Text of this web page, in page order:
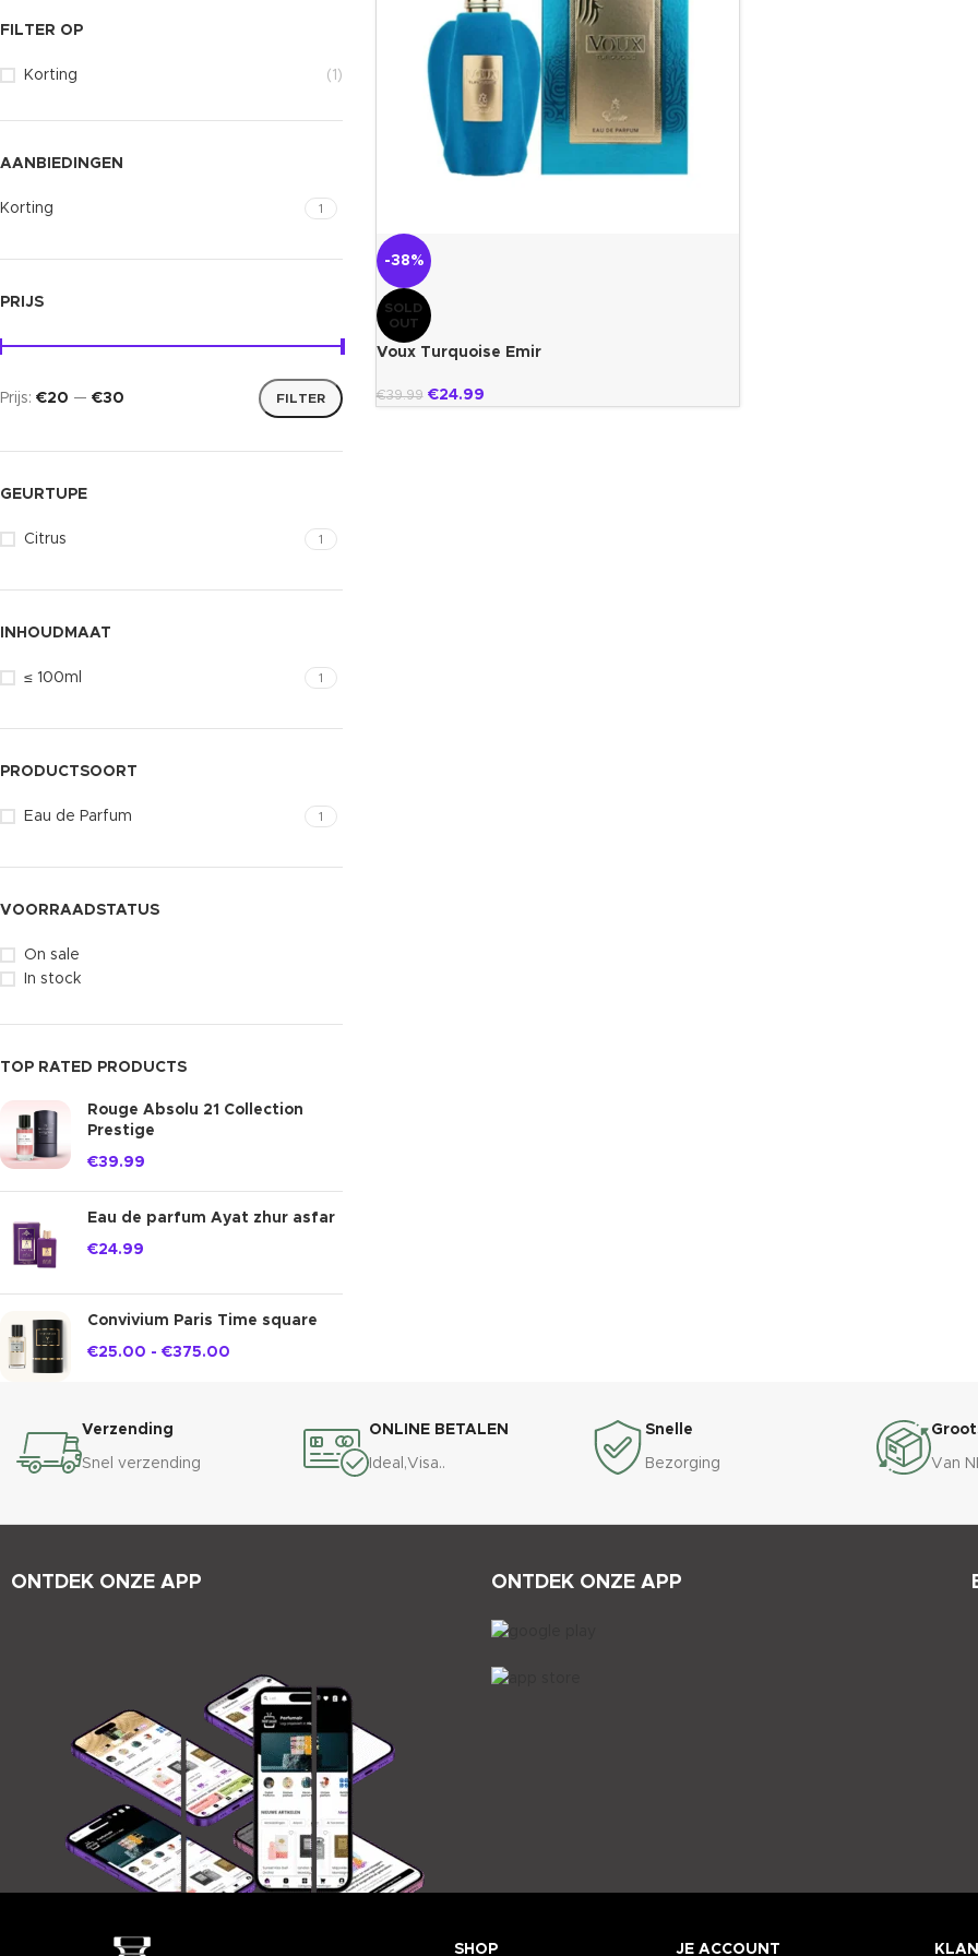
FILTER OP
Korting (1)
AANBIEDINGEN
Korting 1
PRIJS
FILTER
Prijs: €20 — €30
GEURTUPE
Citrus 1
INHOUDMAAT
≤ 100ml 1
PRODUCTSOORT
Eau de Parfum 1
VOORRAADSTATUS
On sale
In stock
TOP RATED PRODUCTS
Rouge Absolu 21 Collection
Prestige
€39.99
Eau de parfum Ayat zhur asfar
€24.99
Convivium Paris Time square
€25.00 - €375.00
-38%
SOLD
OUT
Voux Turquoise Emir
€39.99 €24.99
Verzending
Snel verzending
ONLINE BETALEN
Ideal,Visa..
Snelle
Bezorging Van
ONTDEK ONZE APP ONTDEK ONZE APP
SHOP JE ACCOUNT